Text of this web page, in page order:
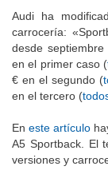
Audi ha
carrocería:
desde
en el primer caso (
€ en el segundo (
en el tercero (
Eneste artículo
A5 Sportback. El
versiones y